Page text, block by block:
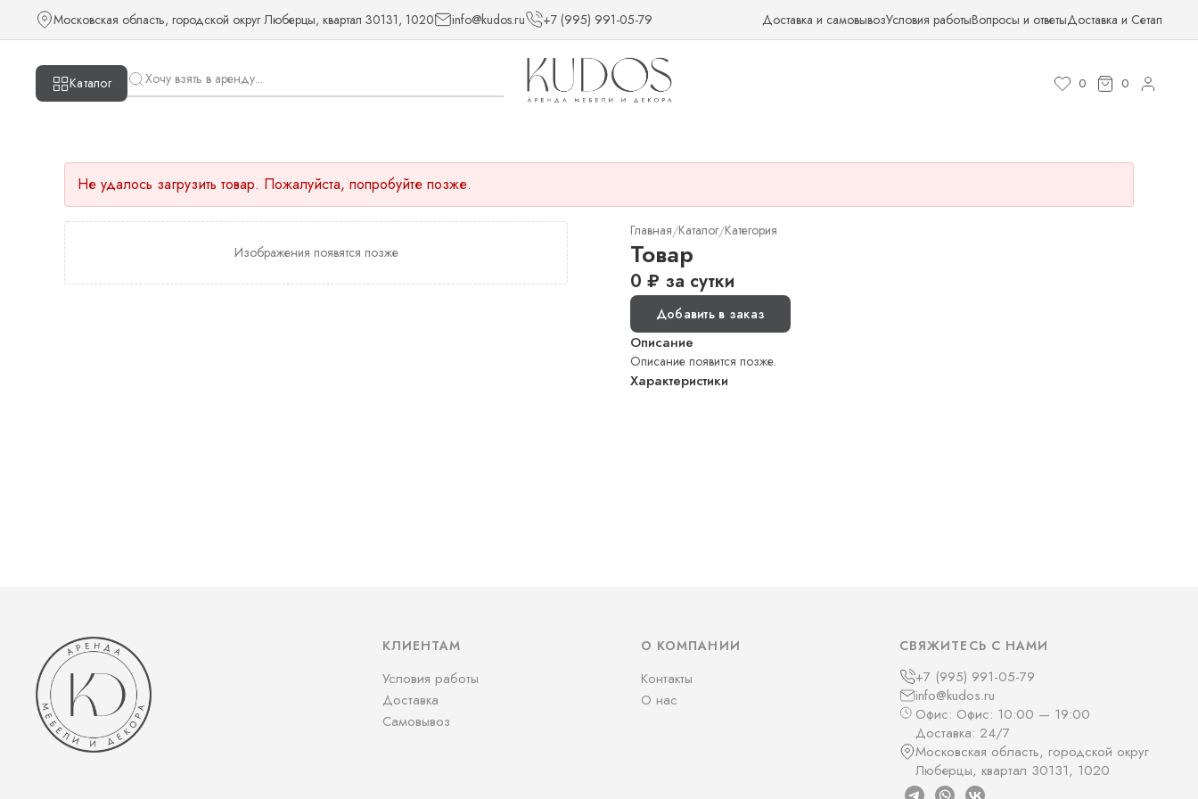
Московская область, городской округ Люберцы, квартал 30131, 1020 info@kudos.ru +7 (995) 991-05-79 Доставка и самовывозУсловия работыВопросы и ответыДоставка и Сетап
Каталог 0 0
Не удалось загрузить товар. Пожалуйста, попробуйте позже.
Изображения появятся позже
Главная/Каталог/Категория
Товар
0 ₽ за сутки
Добавить в заказ
Описание
Описание появится позже.
Характеристики
КЛИЕНТАМ
Условия работы
Доставка
Самовывоз
О КОМПАНИИ
Контакты
О нас
СВЯЖИТЕСЬ С НАМИ
+7 (995) 991-05-79
info@kudos.ru
Офис: Офис: 10:00 — 19:00
Доставка: 24/7
Московская область, городской округ
Люберцы, квартал 30131, 1020